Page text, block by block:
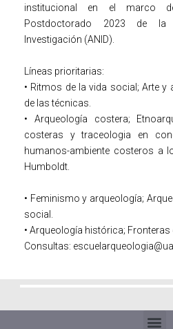
institucional en el marco
Postdoctorado 2023 de la
Investigación (ANID).
Líneas prioritarias:
• Ritmos de la vida social; Arte y
de las técnicas.
• Arqueología costera;
costeras y traceologia en
humanos-ambiente costeros a
Humboldt.
• Feminismo y arqueología;
social.
• Arqueología histórica;
Consultas: